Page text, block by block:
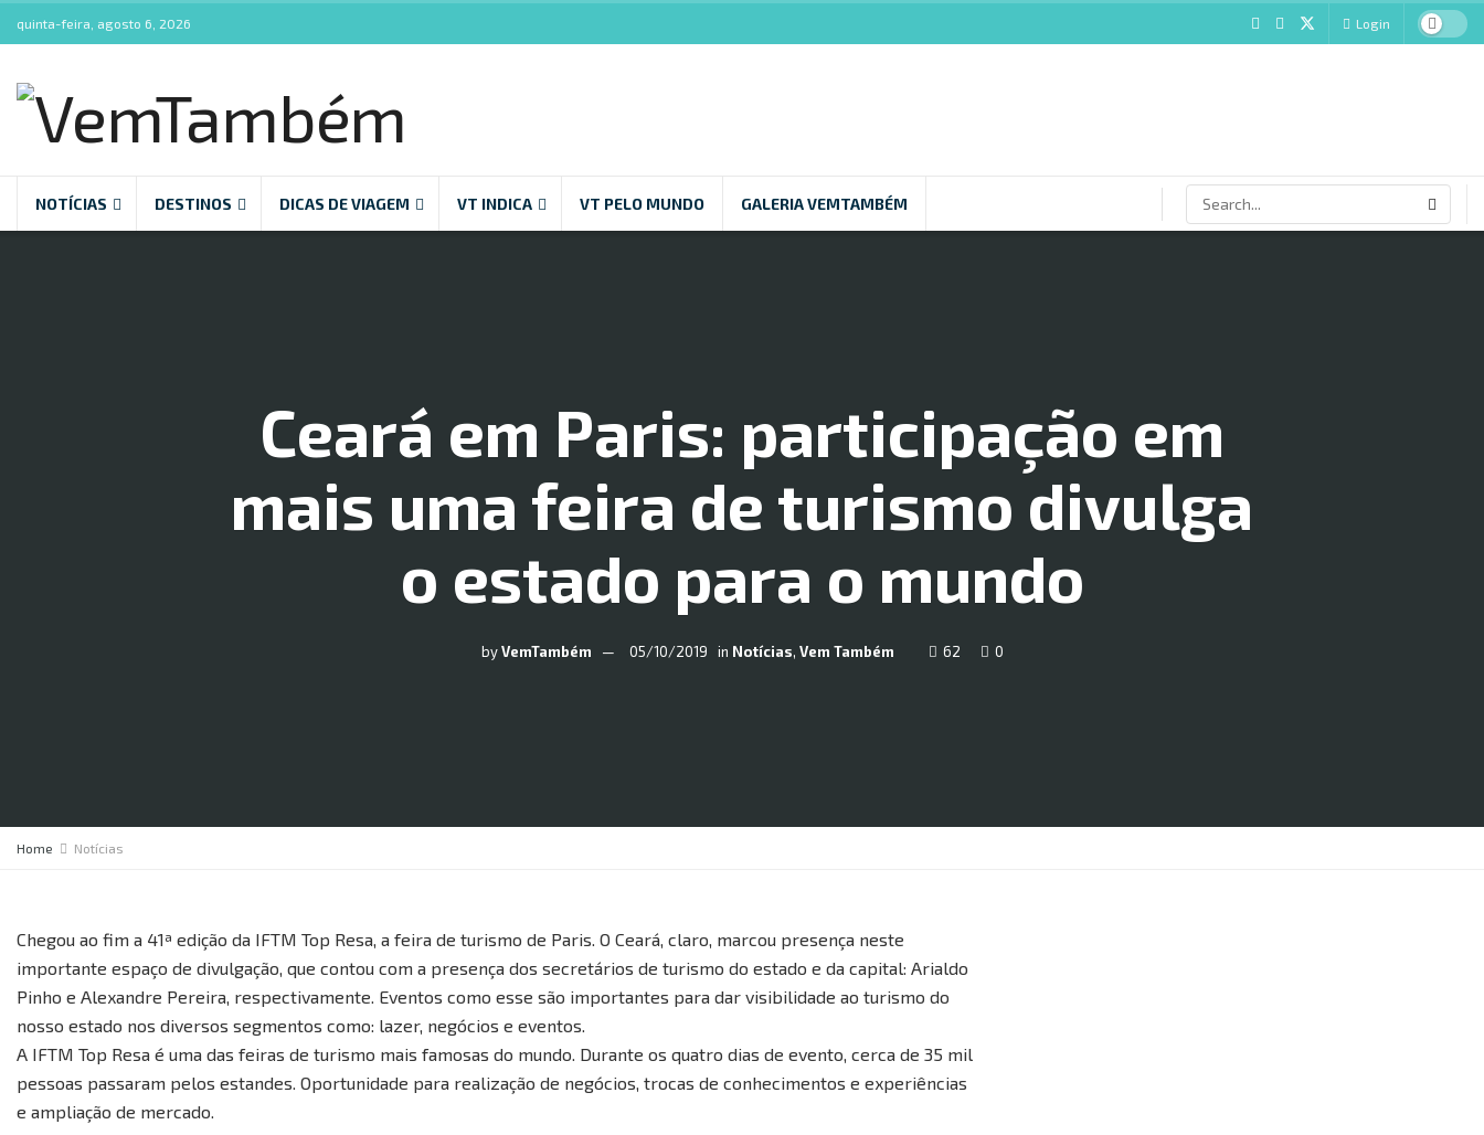
quinta-feira, agosto 6, 2026 Login
NOTÍCIAS DESTINOS DICAS DE VIAGEM VT INDICA VT PELO MUNDO GALERIA VEMTAMBÉM
Ceará em Paris: participação em
mais uma feira de turismo divulga
o estado para o mundo
by VemTambém 05/10/2019 in Notícias, Vem Também 62 0
Home Notícias
Chegou ao fim a 41ª edição da IFTM Top Resa, a feira de turismo de Paris. O Ceará, claro, marcou presença neste
importante espaço de divulgação, que contou com a presença dos secretários de turismo do estado e da capital: Arialdo
Pinho e Alexandre Pereira, respectivamente. Eventos como esse são importantes para dar visibilidade ao turismo do
nosso estado nos diversos segmentos como: lazer, negócios e eventos.
A IFTM Top Resa é uma das feiras de turismo mais famosas do mundo. Durante os quatro dias de evento, cerca de 35 mil
pessoas passaram pelos estandes. Oportunidade para realização de negócios, trocas de conhecimentos e experiências
e ampliação de mercado.